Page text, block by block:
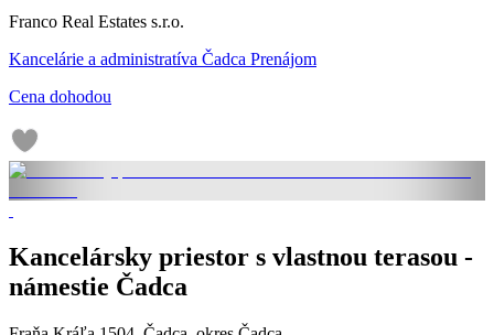
Franco Real Estates s.r.o.
Kancelárie a administratíva Čadca Prenájom
Cena dohodou
Kancelársky priestor s vlastnou terasou -
námestie Čadca